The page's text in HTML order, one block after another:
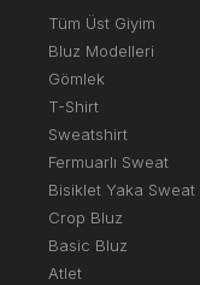
Tüm Üst Giyim
Bluz Modelleri
Gömlek
T-Shirt
Sweatshirt
Fermuarlı Sweat
Bisiklet Yaka Sweat
Crop Bluz
Basic Bluz
Atlet